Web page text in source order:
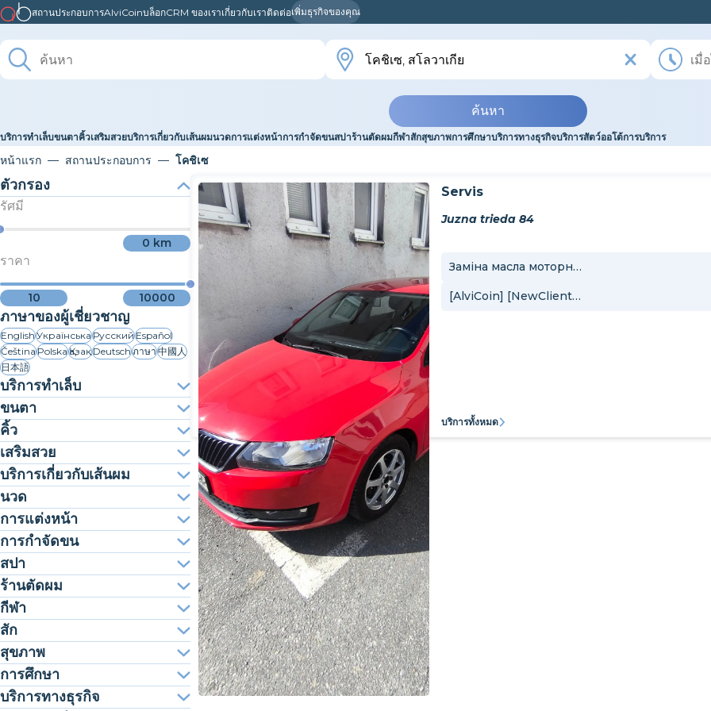
สถานประกอบการAlviCoinบล็อกCRM ของเราเกี่ยวกับเราติดต่อเพิ่มธุรกิจของคุณ
ค้นหา
บริการทำเล็บขนตาคิ้วเสริมสวยบริการเกี่ยวกับเส้นผมนวดการแต่งหน้าการกำจัดขนสปาร้านตัดผมกีฬาสักสุขภาพการศึกษาบริการทางธุรกิจบริการสัตว์ออโต้การบริการ
หน้าแรก สถานประกอบการ โคชิเซ
ตัวกรอง
รัศมี
0 km
ราคา
10 10000
ภาษาของผู้เชี่ยวชาญ
EnglishУкраїнськаРусскийEspañol
ČeštinaPolskaҚазақDeutschภาษา中國人
日本語
บริการทำเล็บ
ขนตา
คิ้ว
เสริมสวย
บริการเกี่ยวกับเส้นผม
นวด
การแต่งหน้า
การกำจัดขน
สปา
ร้านตัดผม
กีฬา
สัก
สุขภาพ
การศึกษา
บริการทางธุรกิจ
Servis
Juzna trieda 84
Заміна масла моторного
[AlviCoin] [NewClient] Заміна масла моторного
บริการทั้งหมด